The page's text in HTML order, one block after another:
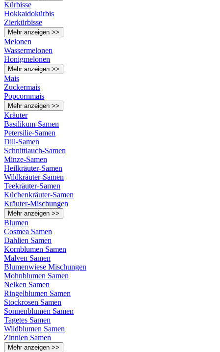
Kürbisse
Hokkaidokürbis
Zierkürbisse
Mehr anzeigen >>
Melonen
Wassermelonen
Honigmelonen
Mehr anzeigen >>
Mais
Zuckermais
Popcornmais
Mehr anzeigen >>
Kräuter
Basilikum-Samen
Petersilie-Samen
Dill-Samen
Schnittlauch-Samen
Minze-Samen
Heilkräuter-Samen
Wildkräuter-Samen
Teekräuter-Samen
Küchenkräuter-Samen
Kräuter-Mischungen
Mehr anzeigen >>
Blumen
Cosmea Samen
Dahlien Samen
Kornblumen Samen
Malven Samen
Blumenwiese Mischungen
Mohnblumen Samen
Nelken Samen
Ringelblumen Samen
Stockrosen Samen
Sonnenblumen Samen
Tagetes Samen
Wildblumen Samen
Zinnien Samen
Mehr anzeigen >>